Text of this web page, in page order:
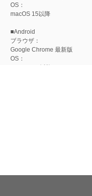
OS：
macOS 15以降
■Android
ブラウザ：
Google Chrome 最新版
OS：
Android 15以降
すので、推奨ブラウザでのご